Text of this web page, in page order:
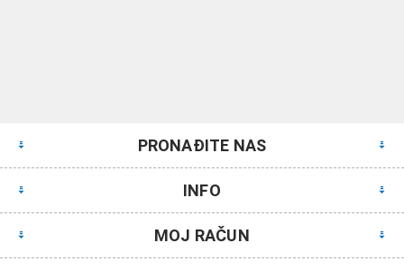
PRONAĐITE NAS
INFO
MOJ RAČUN